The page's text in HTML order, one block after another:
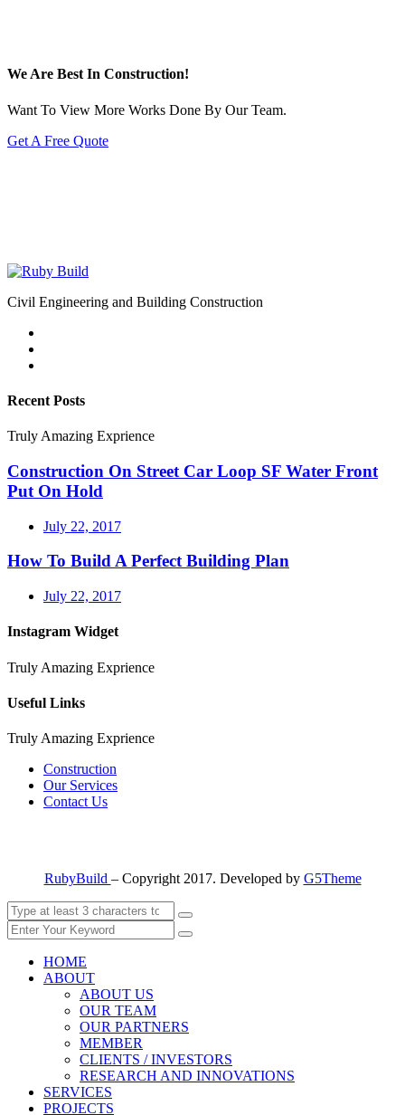
We Are Best In Construction!
Want To View More Works Done By Our Team.
Get A Free Quote
Civil Engineering and Building Construction
Recent Posts
Truly Amazing Exprience
Construction On Street Car Loop SF Water Front
Put On Hold
July 22, 2017
How To Build A Perfect Building Plan
July 22, 2017
Instagram Widget
Truly Amazing Exprience
Useful Links
Truly Amazing Exprience
Construction
Our Services
Contact Us
RubyBuild – Copyright 2017. Developed by G5Theme
HOME
ABOUT
ABOUT US
OUR TEAM
OUR PARTNERS
MEMBER
CLIENTS / INVESTORS
RESEARCH AND INNOVATIONS
SERVICES
PROJECTS